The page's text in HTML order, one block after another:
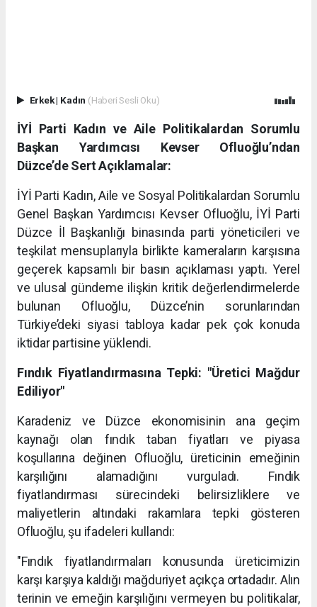
Erkek| Kadın (Haberi Sesli Oku)
İYİ Parti Kadın ve Aile Politikalardan Sorumlu
Başkan Yardımcısı Kevser Ofluoğlu’ndan
Düzce’de Sert Açıklamalar:
İYİ Parti Kadın, Aile ve Sosyal Politikalardan Sorumlu
Genel Başkan Yardımcısı Kevser Ofluoğlu, İYİ Parti
Düzce İl Başkanlığı binasında parti yöneticileri ve
teşkilat mensuplarıyla birlikte kameraların karşısına
geçerek kapsamlı bir basın açıklaması yaptı. Yerel
ve ulusal gündeme ilişkin kritik değerlendirmelerde
bulunan Ofluoğlu, Düzce’nin sorunlarından
Türkiye’deki siyasi tabloya kadar pek çok konuda
iktidar partisine yüklendi.
Fındık Fiyatlandırmasına Tepki: "Üretici Mağdur
Ediliyor"
Karadeniz ve Düzce ekonomisinin ana geçim
kaynağı olan fındık taban fiyatları ve piyasa
koşullarına değinen Ofluoğlu, üreticinin emeğinin
karşılığını alamadığını vurguladı. Fındık
fiyatlandırması sürecindeki belirsizliklere ve
maliyetlerin altındaki rakamlara tepki gösteren
Ofluoğlu, şu ifadeleri kullandı:
"Fındık fiyatlandırmaları konusunda üreticimizin
karşı karşıya kaldığı mağduriyet açıkça ortadadır. Alın
terinin ve emeğin karşılığını vermeyen bu politikalar,